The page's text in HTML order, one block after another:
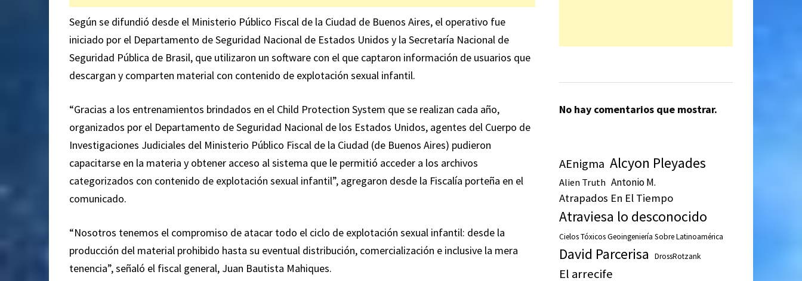
Según se difundió desde el Ministerio Público Fiscal de la Ciudad de Buenos Aires, el operativo fue
iniciado por el Departamento de Seguridad Nacional de Estados Unidos y la Secretaría Nacional de
Seguridad Pública de Brasil, que utilizaron un software con el que captaron información de usuarios que
descargan y comparten material con contenido de explotación sexual infantil.
“Gracias a los entrenamientos brindados en el Child Protection System que se realizan cada año,
organizados por el Departamento de Seguridad Nacional de los Estados Unidos, agentes del Cuerpo de
Investigaciones Judiciales del Ministerio Público Fiscal de la Ciudad (de Buenos Aires) pudieron
capacitarse en la materia y obtener acceso al sistema que le permitió acceder a los archivos
categorizados con contenido de explotación sexual infantil”, agregaron desde la Fiscalía porteña en el
comunicado.
“Nosotros tenemos el compromiso de atacar todo el ciclo de explotación sexual infantil: desde la
producción del material prohibido hasta su eventual distribución, comercialización e inclusive la mera
tenencia”, señaló el fiscal general, Juan Bautista Mahiques.
No hay comentarios que mostrar.
AEnigma Alcyon Pleyades
Alien Truth Antonio M.
Atrapados En El Tiempo
Atraviesa lo desconocido
Cielos Tóxicos Geoingeniería Sobre Latinoamérica
David Parcerisa DrossRotzank
El arrecife